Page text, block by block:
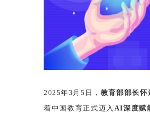
2025年3月5日， 教育部部长怀
着中国教育正式迈入 AI深度赋